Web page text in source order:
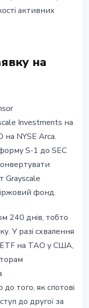
активних
на
Investments на
на NYSE Arca.
S-1 до SEC
Grayscale
фонд.
240 днів, тобто
У разі схвалення
на TAO у США,
того, як спотові
до другої за